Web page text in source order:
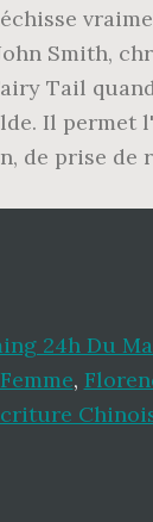
24h Du
,